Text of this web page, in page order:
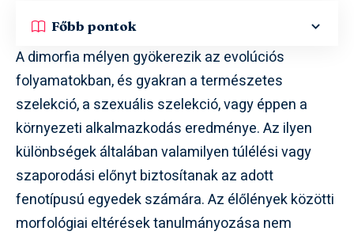
Főbb pontok
A dimorfia mélyen gyökerezik az evolúciós
folyamatokban, és gyakran a természetes
szelekció, a szexuális szelekció, vagy éppen a
környezeti alkalmazkodás eredménye. Az ilyen
különbségek általában valamilyen túlélési vagy
szaporodási előnyt biztosítanak az adott
fenotípusú egyedek számára. Az élőlények közötti
morfológiai eltérések tanulmányozása nem